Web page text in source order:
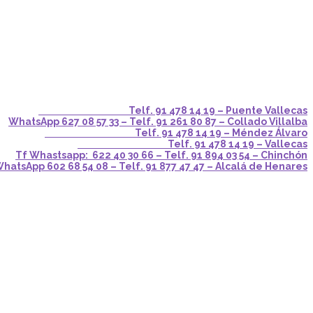
Telf. 91 478 14 19 – Puente Vallecas
WhatsApp 627 08 57 33 – Telf. 91 261 80 87 – Collado Villalba
Telf. 91 478 14 19 – Méndez Álvaro
Telf. 91 478 14 19 – Vallecas
Tf Whastsapp: 622 40 30 66 – Telf. 91 894 03 54 – Chinchón
602 68 54 08 – Telf. 91 877 47 47 – Alcalá de Henares